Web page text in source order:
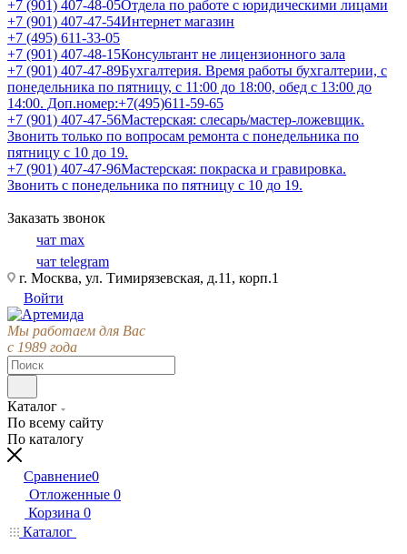
+7 (901) 407-48-05Отдела по работе с юридическими лицами
+7 (901) 407-47-54Интернет магазин
+7 (495) 611-33-05
+7 (901) 407-48-15Консультант не лицензионного зала
+7 (901) 407-47-89Бухгалтерия. Время работы бухгалтерии, с
понедельника по пятницу, с 11:00 до 18:00, обед с 13:00 до
14:00. Доп.номер:+7(495)611-59-65
+7 (901) 407-47-56Мастерская: слесарь/мастер-ложевщик.
Звонить только по вопросам ремонта с понедельника по
пятницу с 10 до 19.
+7 (901) 407-47-96Мастерская: покраска и гравировка.
Звонить с понедельника по пятницу с 10 до 19.
Заказать звонок
чат max
чат telegram
г. Москва, ул. Тимирязевская, д.11, корп.1
Войти
Мы работаем для Вас
с 1989 года
Каталог
По всему сайту
По каталогу
Сравнение0
Отложенные 0
Корзина 0
Каталог